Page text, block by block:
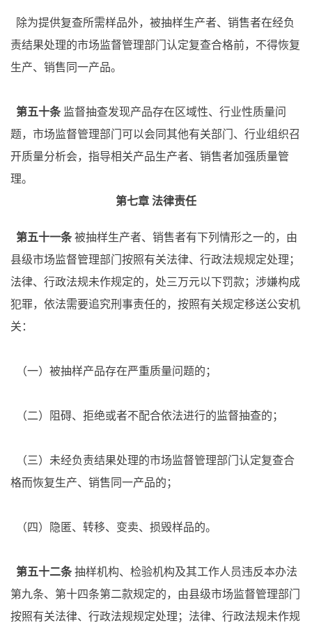
除为提供复查所需样品外，被抽样生产者、销售者在经负
责结果处理的市场监督管理部门认定复查合格前，不得恢复
生产、销售同一产品。
第五十条 监督抽查发现产品存在区域性、行业性质量问
题，市场监督管理部门可以会同其他有关部门、行业组织召
开质量分析会，指导相关产品生产者、销售者加强质量管
理。
第七章 法律责任
第五十一条 被抽样生产者、销售者有下列情形之一的，由
县级市场监督管理部门按照有关法律、行政法规规定处理；
法律、行政法规未作规定的，处三万元以下罚款；涉嫌构成
犯罪，依法需要追究刑事责任的，按照有关规定移送公安机
关：
（一）被抽样产品存在严重质量问题的；
（二）阻碍、拒绝或者不配合依法进行的监督抽查的；
（三）未经负责结果处理的市场监督管理部门认定复查合
格而恢复生产、销售同一产品的；
（四）隐匿、转移、变卖、损毁样品的。
第五十二条 抽样机构、检验机构及其工作人员违反本办法
第九条、第十四条第二款规定的，由县级市场监督管理部门
按照有关法律、行政法规规定处理；法律、行政法规未作规